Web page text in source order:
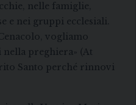
nelle famiglie,
e nei gruppi ecclesiali.
vogliamo
preghiera» (At
Santo perché rinnovi